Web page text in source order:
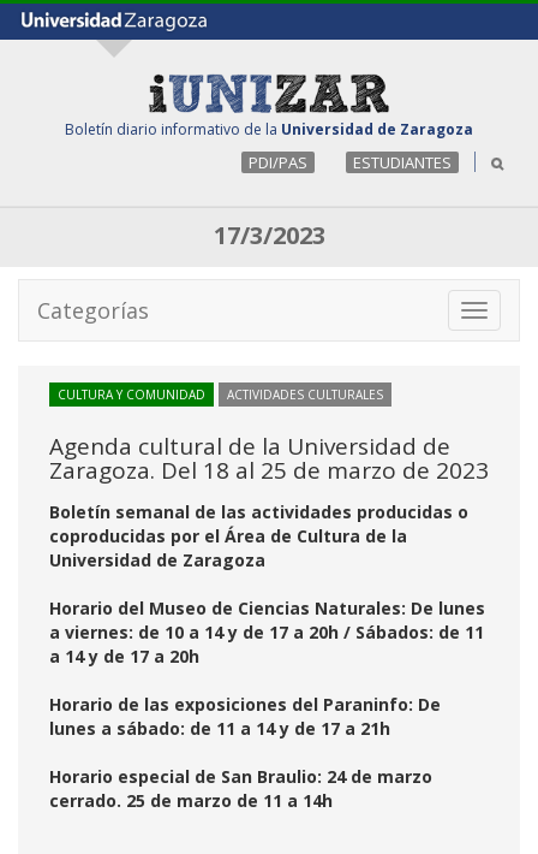
Boletín diario informativo de la Universidad de Zaragoza
PDI/PAS ESTUDIANTES
17/3/2023
Toggle
Categorías
CULTURA Y COMUNIDAD ACTIVIDADES CULTURALES
Agenda cultural de la Universidad de
Zaragoza. Del 18 al 25 de marzo de 2023
Boletín semanal de las actividades producidas o
coproducidas por el Área de Cultura de la
Universidad de Zaragoza
Horario del Museo de Ciencias Naturales: De lunes
a viernes: de 10 a 14 y de 17 a 20h / Sábados: de 11
a 14 y de 17 a 20h
Horario de las exposiciones del Paraninfo: De
lunes a sábado: de 11 a 14 y de 17 a 21h
Horario especial de San Braulio: 24 de marzo
cerrado. 25 de marzo de 11 a 14h